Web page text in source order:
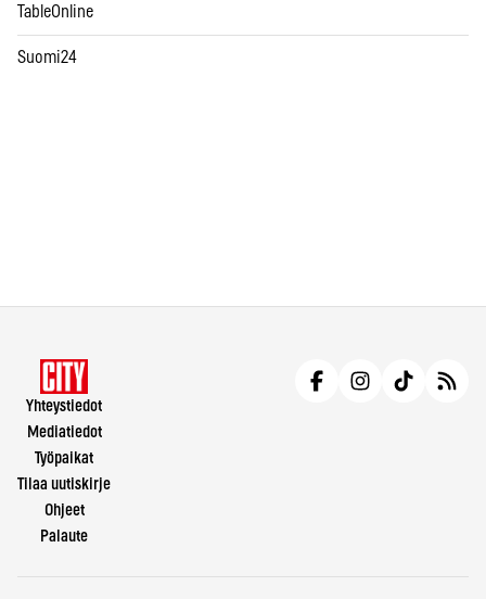
TableOnline
Suomi24
Yhteystiedot
Mediatiedot
Työpaikat
Tilaa uutiskirje
Ohjeet
Palaute